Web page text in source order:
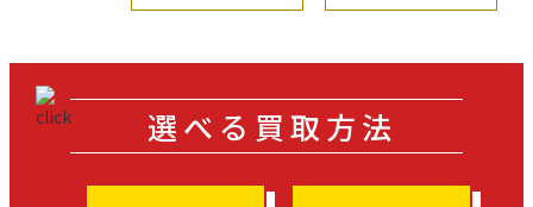
選べる買取方法